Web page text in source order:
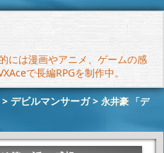
には漫画やアニメ、ゲームの感
で長編RPGを制作中。
> デビルマンサーガ> 永井豪 「デ